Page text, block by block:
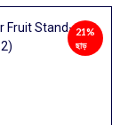
21%
ছাড়